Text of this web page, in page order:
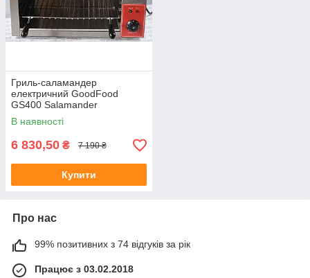
Гриль-саламандер
електричний GoodFood
GS400 Salamander
В наявності
6 830,50 ₴ 7 190 ₴
Купити
Про нас
99% позитивних з 74 відгуків за рік
Працює з 03.02.2018